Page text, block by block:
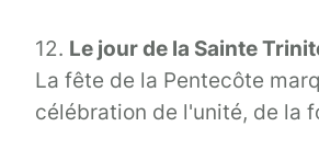
12. Le jour de la Sainte
La fête de la Pentecôte
célébration de l'unité, de la